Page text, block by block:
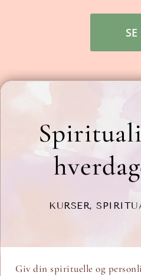
KURSER,
Giv din spirituelle og